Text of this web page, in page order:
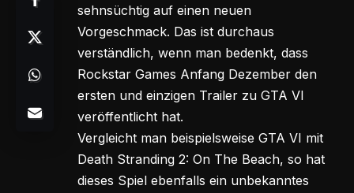
sehnsüchtig auf einen neuen
Vorgeschmack. Das ist durchaus
verständlich, wenn man bedenkt, dass
Rockstar Games Anfang Dezember den
ersten und einzigen Trailer zu GTA VI
veröffentlicht hat.
Vergleicht man beispielsweise GTA VI mit
Death Stranding 2: On The Beach, so hat
dieses Spiel ebenfalls ein unbekanntes